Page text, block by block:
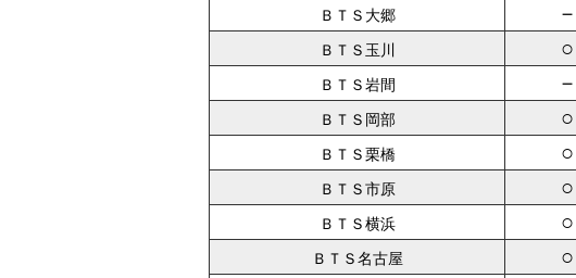
ＢＴＳ大郷 －
ＢＴＳ玉川 ○
ＢＴＳ岩間 －
ＢＴＳ岡部 ○
ＢＴＳ栗橋 ○
ＢＴＳ市原 ○
ＢＴＳ横浜 ○
ＢＴＳ名古屋 ○